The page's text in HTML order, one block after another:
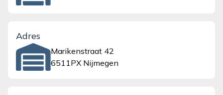
Adres
Marikenstraat 42
6511PX Nijmegen